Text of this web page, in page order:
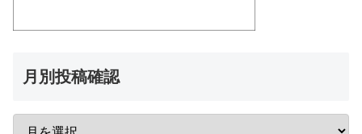
月別投稿確認